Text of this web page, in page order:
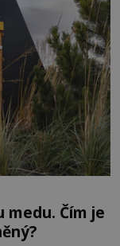
medu. Čím je